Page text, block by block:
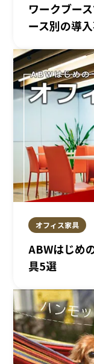
ワークブー
ース別の導
オフィス家具
ABWはじめ
具5選